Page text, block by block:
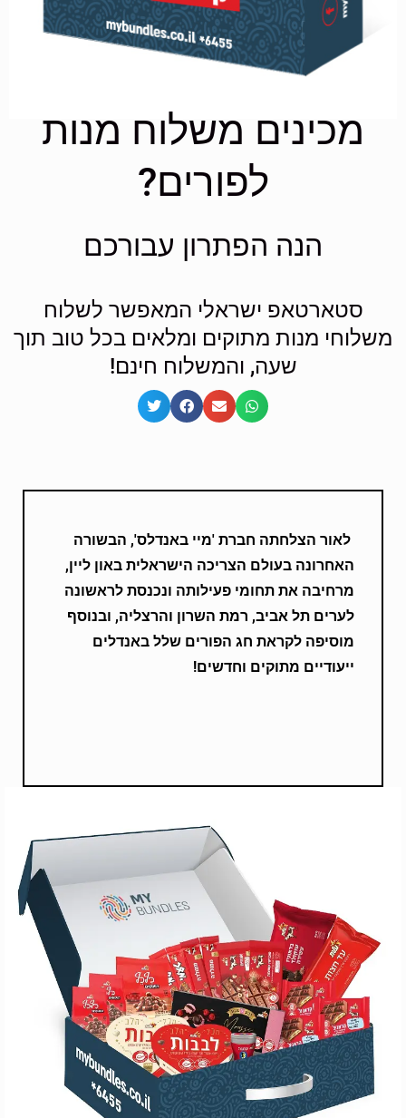
מכינים משלוח מנות
לפורים?
הנה הפתרון עבורכם
סטארטאפ ישראלי המאפשר לשלוח
משלוחי מנות מתוקים ומלאים בכל טוב תוך
שעה, והמשלוח חינם!
לאור הצלחתה חברת 'מיי באנדלס', הבשורה
האחרונה בעולם הצריכה הישראלית באון ליין,
מרחיבה את תחומי פעילותה ונכנסת לראשונה
לערים תל אביב, רמת השרון והרצליה, ובנוסף
מוסיפה לקראת חג הפורים שלל באנדלים
ייעודיים מתוקים וחדשים!